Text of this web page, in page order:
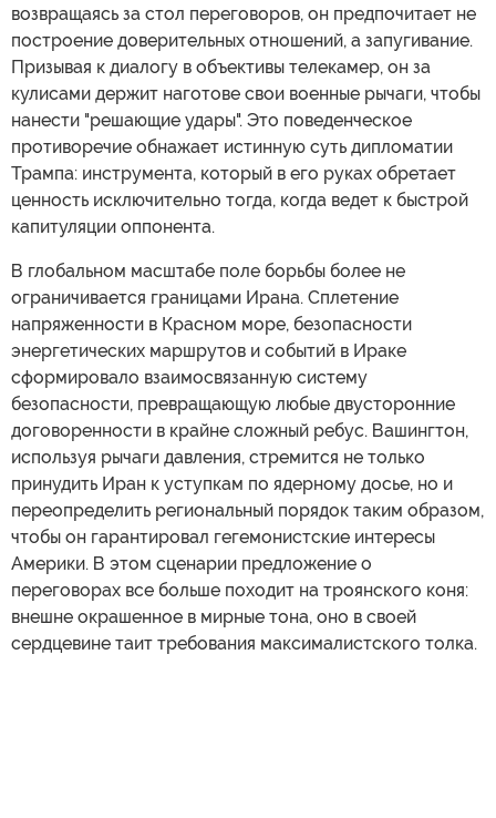
возвращаясь за стол переговоров, он предпочитает не
построение доверительных отношений, а запугивание.
Призывая к диалогу в объективы телекамер, он за
кулисами держит наготове свои военные рычаги, чтобы
нанести "решающие удары". Это поведенческое
противоречие обнажает истинную суть дипломатии
Трампа: инструмента, который в его руках обретает
ценность исключительно тогда, когда ведет к быстрой
капитуляции оппонента.
В глобальном масштабе поле борьбы более не
ограничивается границами Ирана. Сплетение
напряженности в Красном море, безопасности
энергетических маршрутов и событий в Ираке
сформировало взаимосвязанную систему
безопасности, превращающую любые двусторонние
договоренности в крайне сложный ребус. Вашингтон,
используя рычаги давления, стремится не только
принудить Иран к уступкам по ядерному досье, но и
переопределить региональный порядок таким образом,
чтобы он гарантировал гегемонистские интересы
Америки. В этом сценарии предложение о
переговорах все больше походит на троянского коня:
внешне окрашенное в мирные тона, оно в своей
сердцевине таит требования максималистского толка.